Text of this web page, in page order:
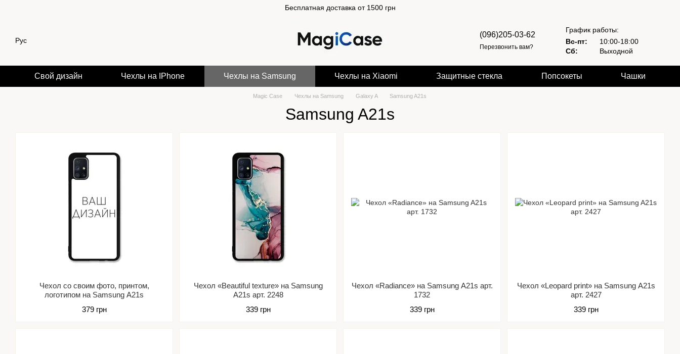
Бесплатная доставка от 1500 грн
Рус
(096)205-03-62
Перезвонить вам?
График работы:
Вс-пт:
10:00-18:00
Сб:
Выходной
Свой дизайн Чехлы на IPhone Чехлы на Samsung Чехлы на Xiaomi Защитные стекла Попсокеты Чашки
Magic Case Чехлы на Samsung Galaxy A Samsung A21s
Samsung A21s
Чехол со своим фото, принтом,
логотипом на Samsung A21s
379 грн
Чехол «Beautiful texture» на Samsung
A21s арт. 2248
339 грн
Чехол «Radiance» на Samsung A21s арт.
1732
339 грн
Чехол «Leopard print» на Samsung A21s
арт. 2427
339 грн